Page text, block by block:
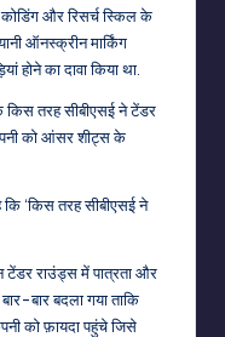
और रिसर्च स्किल के
ऑनस्क्रीन मार्किंग
का दावा किया था.
किस तरह सीबीएसई ने टेंडर
को आंसर शीट्स के
‘किस तरह सीबीएसई ने
टेंडर राउंड्स में पात्रता और
बार बदला गया ताकि
को फ़ायदा पहुंचे जिसे